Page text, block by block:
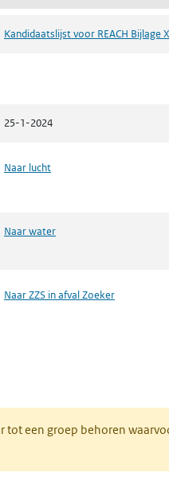
nieuw tabblad)
Kandidaatslijst voor REACH Bijlage
25-1-2024
Naar lucht
Naar water
Naar ZZS in afval Zoeker
een groep behoren